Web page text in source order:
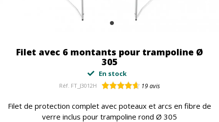
Filet avec 6 montants pour trampoline Ø
305
En stock
Réf. FT_J3012H 19avis
Filet de protection complet avec poteaux et arcs en fibre de
verre inclus pour trampoline rond Ø 305